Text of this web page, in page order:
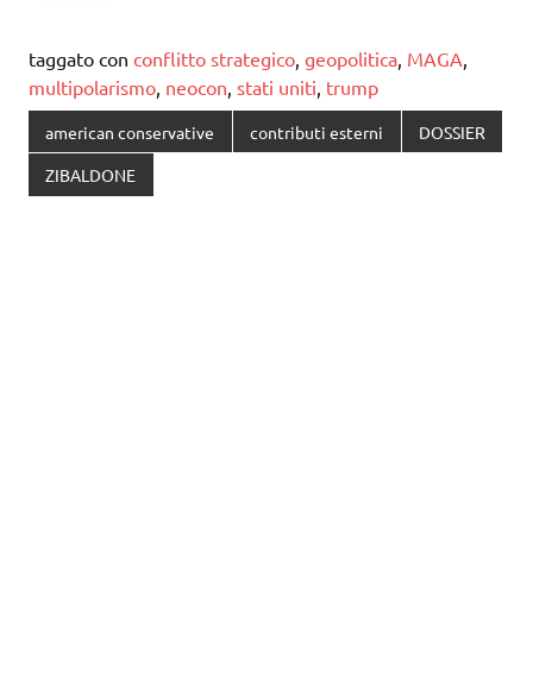
taggato con conflitto strategico geopolitica MAGA
multipolarismo neocon stati uniti trump
american conservative contributi esterni DOSSIER
ZIBALDONE